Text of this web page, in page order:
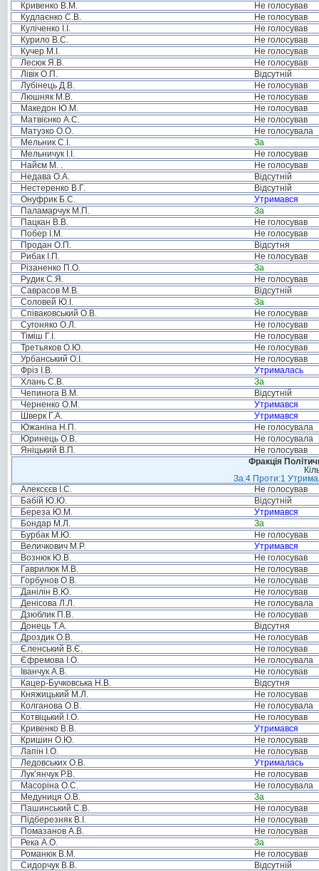
Кривенко В.М.
Не голосував
Кудлаєнко С.В.
Не голосував
Куліченко І.І.
Не голосував
Курило В.С.
Не голосував
Кучер М.І.
Не голосував
Лесюк Я.В.
Не голосував
Лівік О.П.
Відсутній
Лубінець Д.В.
Не голосував
Люшняк М.В.
Не голосував
Македон Ю.М.
Не голосував
Матвієнко А.С.
Не голосував
Матузко О.О.
Не голосувала
Мельник С.І.
За
Мельничук І.І.
Не голосував
Найєм М. .
Не голосував
Недава О.А.
Відсутній
Нестеренко В.Г.
Відсутній
Онуфрик Б.С.
Утримався
Паламарчук М.П.
За
Пацкан В.В.
Не голосував
Побер І.М.
Не голосував
Продан О.П.
Відсутня
Рибак І.П.
Не голосував
Різаненко П.О.
За
Рудик С.Я.
Не голосував
Саврасов М.В.
Відсутній
Соловей Ю.І.
За
Співаковський О.В.
Не голосував
Сугоняко О.Л.
Не голосував
Тіміш Г.І.
Не голосував
Третьяков О.Ю.
Не голосував
Урбанський О.І.
Не голосував
Фріз І.В.
Утрималась
Хлань С.В.
За
Чепинога В.М.
Відсутній
Черненко О.М.
Утримався
Шверк Г.А.
Утримався
Южаніна Н.П.
Не голосувала
Юринець О.В.
Не голосувала
Яніцький В.П.
Не голосував
Фракція
За:4 Проти:1
Алексєєв І.С.
Не голосував
Бабій Ю.Ю.
Відсутній
Береза Ю.М.
Утримався
Бондар М.Л.
За
Бурбак М.Ю.
Не голосував
Величкович М.Р.
Утримався
Вознюк Ю.В.
Не голосував
Гаврилюк М.В.
Не голосував
Горбунов О.В.
Не голосував
Данілін В.Ю.
Не голосував
Денісова Л.Л.
Не голосувала
Дзюблик П.В.
Не голосував
Донець Т.А.
Відсутня
Дроздик О.В.
Не голосував
Єленський В.Є.
Не голосував
Єфремова І.О.
Не голосувала
Іванчук А.В.
Не голосував
Кацер-Бучковська Н.В.
Відсутня
Княжицький М.Л.
Не голосував
Колганова О.В.
Не голосувала
Котвіцький І.О.
Не голосував
Кривенко В.В.
Утримався
Кришин О.Ю.
Не голосував
Лапін І.О.
Не голосував
Ледовських О.В.
Утрималась
Лук’янчук Р.В.
Не голосував
Масоріна О.С.
Не голосувала
Медуниця О.В.
За
Пашинський С.В.
Не голосував
Підберезняк В.І.
Не голосував
Помазанов А.В.
Не голосував
Река А.О.
За
Романюк В.М.
Не голосував
Сидорчук В.В.
Відсутній